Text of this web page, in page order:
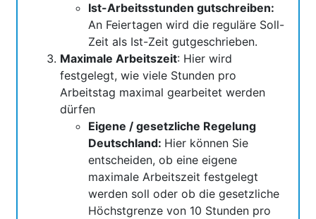
Ist-Arbeitsstunden gutschreiben:
An Feiertagen wird die reguläre Soll-
Zeit als Ist-Zeit gutgeschrieben.
Maximale Arbeitszeit: Hier wird
festgelegt, wie viele Stunden pro
Arbeitstag maximal gearbeitet werden
dürfen
Eigene / gesetzliche Regelung
Deutschland: Hier können Sie
entscheiden, ob eine eigene
maximale Arbeitszeit festgelegt
werden soll oder ob die gesetzliche
Höchstgrenze von 10 Stunden pro